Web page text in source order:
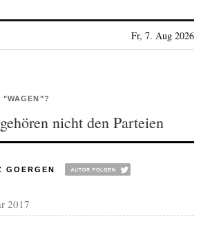
Fr, 7. Aug 2026
"WAGEN"?
nicht den Parteien
GOERGEN
2017